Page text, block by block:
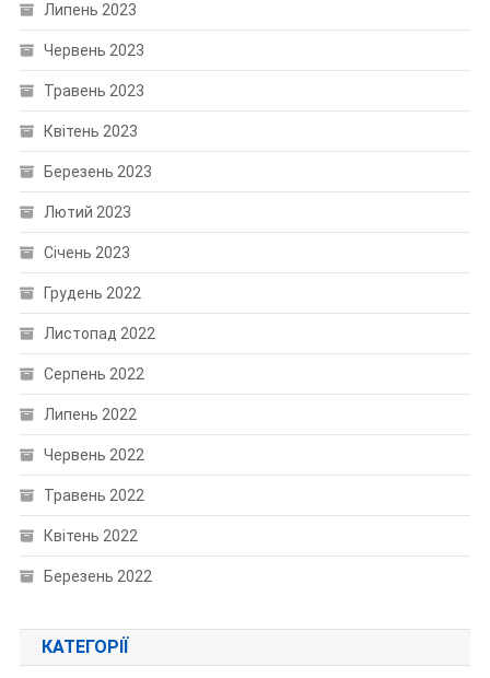
Липень 2023
Червень 2023
Травень 2023
Квітень 2023
Березень 2023
Лютий 2023
Січень 2023
Грудень 2022
Листопад 2022
Серпень 2022
Липень 2022
Червень 2022
Травень 2022
Квітень 2022
Березень 2022
КАТЕГОРІЇ